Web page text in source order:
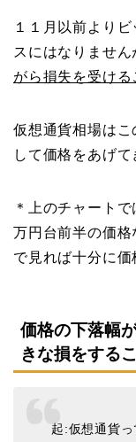
１１月以前より
スにはなりません
がら損失を受ける
仮想通貨相場は
して価格をあげ
＊上のチャート
万円台前半の価
で見れば十分に価
価格の下落幅
きな損をする
起:仮想通貨